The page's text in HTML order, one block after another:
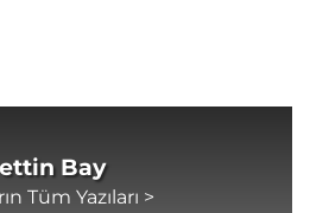
Bay
Tüm Yazıları >